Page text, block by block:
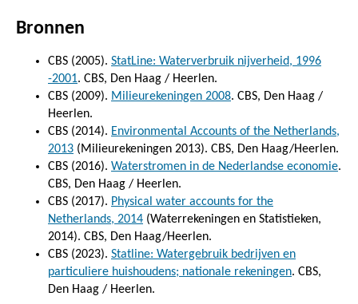
Bronnen
CBS (2005). StatLine: Waterverbruik nijverheid, 1996
-2001. CBS, Den Haag / Heerlen.
CBS (2009). Milieurekeningen 2008. CBS, Den Haag /
Heerlen.
CBS (2014). Environmental Accounts of the Netherlands,
2013 (Milieurekeningen 2013). CBS, Den Haag/Heerlen.
CBS (2016). Waterstromen in de Nederlandse economie.
CBS, Den Haag / Heerlen.
CBS (2017). Physical water accounts for the
Netherlands, 2014 (Waterrekeningen en Statistieken,
2014). CBS, Den Haag/Heerlen.
CBS (2023). Statline: Watergebruik bedrijven en
particuliere huishoudens; nationale rekeningen. CBS,
Den Haag / Heerlen.